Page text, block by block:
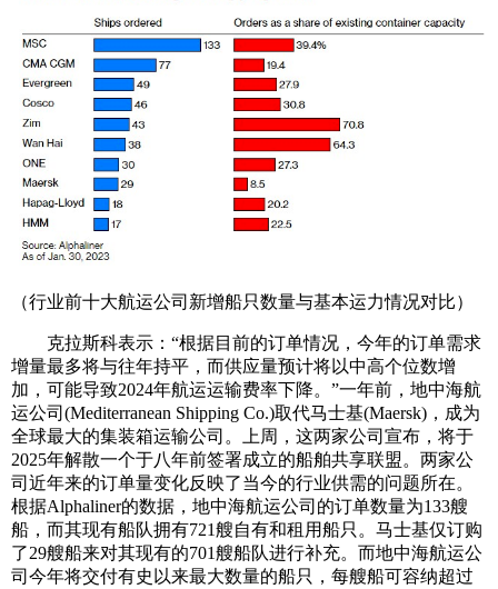
（行业前十大航运公司新增船只数量与基本运力情况对比）
克拉斯科表示：“根据目前的订单情况，今年的订单需求
增量最多将与往年持平，而供应量预计将以中高个位数增
加，可能导致2024年航运运输费率下降。”一年前，地中海航
运公司(Mediterranean Shipping Co.)取代马士基(Maersk)，成为
全球最大的集装箱运输公司。上周，这两家公司宣布，将于
2025年解散一个于八年前签署成立的船舶共享联盟。两家公
司近年来的订单量变化反映了当今的行业供需的问题所在。
根据Alphaliner的数据，地中海航运公司的订单数量为133艘
船，而其现有船队拥有721艘自有和租用船只。马士基仅订购
了29艘船来对其现有的701艘船队进行补充。而地中海航运公
司今年将交付有史以来最大数量的船只，每艘船可容纳超过